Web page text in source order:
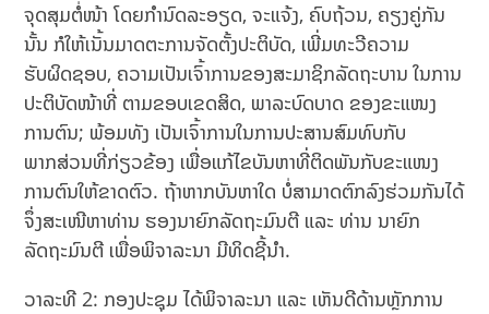
ຈຸດສຸມຕໍ່ໜ້າ ໂດຍກໍານົດລະອຽດ, ຈະແຈ້ງ, ຄົບຖ້ວນ, ຄຽງຄູ່ກັນ
ນັ້ນ ກໍໃຫ້ເນັ້ນມາດຕະການຈັດຕັ້ງປະຕິບັດ, ເພີ່ມທະວີຄວາມ
ຮັບຜິດຊອບ, ຄວາມເປັນເຈົ້າການຂອງສະມາຊິກລັດຖະບານ ໃນການ
ປະຕິບັດໜ້າທີ່ ຕາມຂອບເຂດສິດ, ພາລະບົດບາດ ຂອງຂະແໜງ
ການຕົນ; ພ້ອມທັງ ເປັນເຈົ້າການໃນການປະສານສົມທົບກັບ
ພາກສ່ວນທີ່ກ່ຽວຂ້ອງ ເພື່ອແກ້ໄຂບັນຫາທີ່ຕິດພັນກັບຂະແໜງ
ການຕົນໃຫ້ຂາດຕົວ. ຖ້າຫາກບັນຫາໃດ ບໍ່ສາມາດຕົກລົງຮ່ວມກັນໄດ້
ຈຶ່ງສະເໜີຫາທ່ານ ຮອງນາຍົກລັດຖະມົນຕີ ແລະ ທ່ານ ນາຍົກ
ລັດຖະມົນຕີ ເພື່ອພິຈາລະນາ ມີທິດຊີ້ນໍາ.
ວາລະທີ 2: ກອງປະຊຸມ ໄດ້ພິຈາລະນາ ແລະ ເຫັນດີດ້ານຫຼັກການ